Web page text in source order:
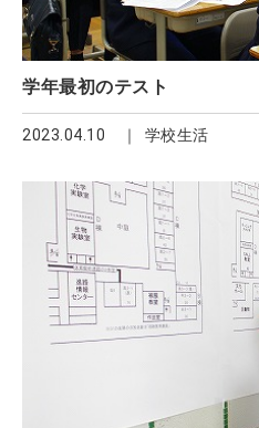
学年最初のテスト
2023.04.10 学校生活